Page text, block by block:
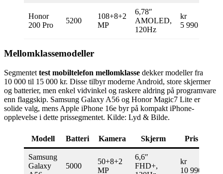
Honor
200 Pro
5200
108+8+2
MP
6,78″
AMOLED,
120Hz
kr
5 990
Mellomklassemodeller
Segmentet test mobiltelefon mellomklasse dekker modeller fra
10 000 til 15 000 kr. Disse tilbyr moderne Android, store skjermer
og batterier, men enkel vidvinkel og raskere aldring på programvare
enn flaggskip. Samsung Galaxy A56 og Honor Magic7 Lite er
solide valg, mens Apple iPhone 16e byr på kompakt iPhone-
opplevelse i dette prissegmentet. Kilde: Lyd & Bilde.
Modell Batteri Kamera Skjerm Pris
Samsung
Galaxy
5000
50+8+2
MP
6,6″
FHD+,
kr
10 990